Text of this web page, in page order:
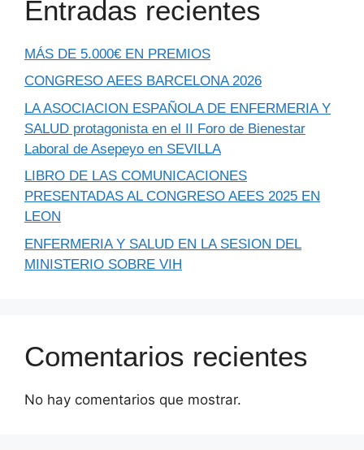
Entradas recientes
MÁS DE 5.000€ EN PREMIOS
CONGRESO AEES BARCELONA 2026
LA ASOCIACION ESPAÑOLA DE ENFERMERIA Y
SALUD protagonista en el II Foro de Bienestar
Laboral de Asepeyo en SEVILLA
LIBRO DE LAS COMUNICACIONES
PRESENTADAS AL CONGRESO AEES 2025 EN
LEON
ENFERMERIA Y SALUD EN LA SESION DEL
MINISTERIO SOBRE VIH
Comentarios recientes
No hay comentarios que mostrar.